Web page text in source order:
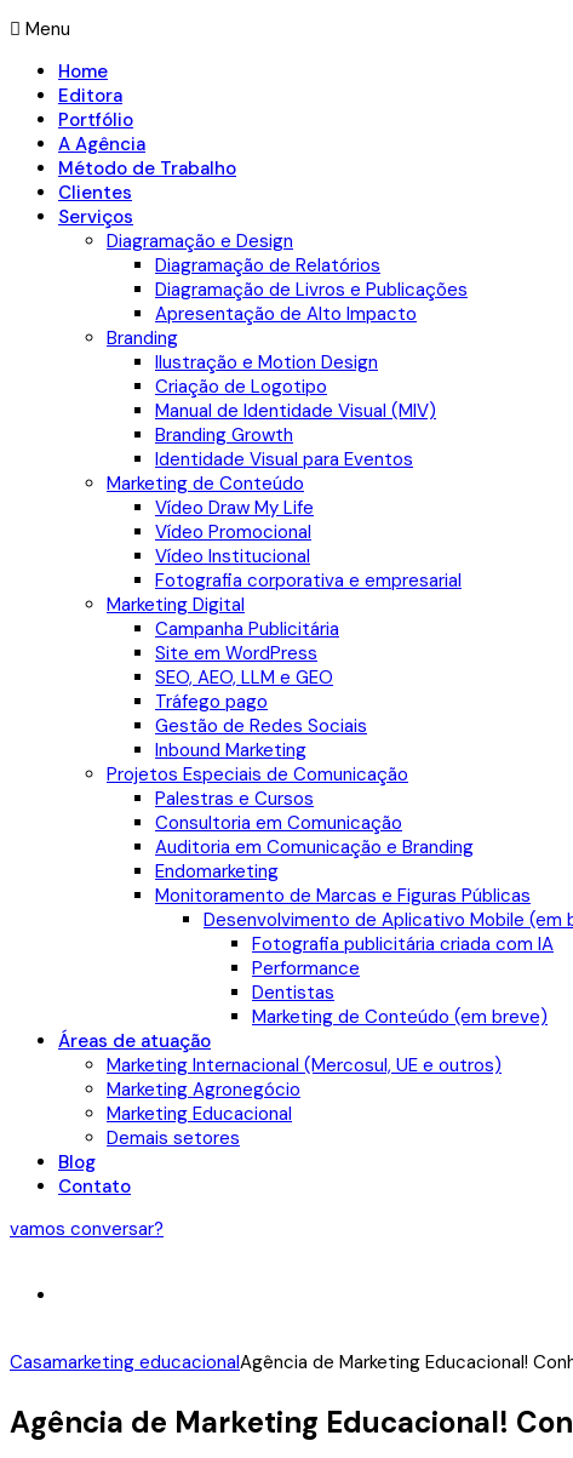
Menu
Home
Editora
Portfólio
A Agência
Método de Trabalho
Clientes
Serviços
Diagramação e Design
Diagramação de Relatórios
Diagramação de Livros e Publicações
Apresentação de Alto Impacto
Branding
Ilustração e Motion Design
Criação de Logotipo
Manual de Identidade Visual (MIV)
Branding Growth
Identidade Visual para Eventos
Marketing de Conteúdo
Vídeo Draw My Life
Vídeo Promocional
Vídeo Institucional
Fotografia corporativa e empresarial
Marketing Digital
Campanha Publicitária
Site em WordPress
SEO, AEO, LLM e GEO
Tráfego pago
Gestão de Redes Sociais
Inbound Marketing
Projetos Especiais de Comunicação
Palestras e Cursos
Consultoria em Comunicação
Auditoria em Comunicação e Branding
Endomarketing
Monitoramento de Marcas e Figuras Públicas
Desenvolvimento de Aplicativo Mobile (em
Fotografia publicitária criada com IA
Performance
Dentistas
Marketing de Conteúdo (em breve)
Áreas de atuação
Marketing Internacional (Mercosul, UE e outros)
Marketing Agronegócio
Marketing Educacional
Demais setores
Blog
Contato
vamos conversar?
Casamarketing educacionalAgência de Marketing Educacional!
Agência de Marketing Educacional!